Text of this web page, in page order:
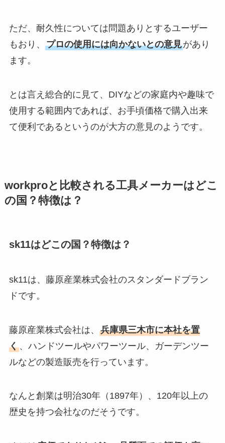
ただ、耐久性については問題ありとするユーザー
もおり、 プロの使用には向かないとの意見があり
ます。
とは言え総合的に見て、DIYなどの家庭内や趣味で
使用する範囲内であれば、お手頃価格で購入出来
て便利であるというのが大方の意見のようです。
workproと比較される工具メーカーはどこ
の国？特徴は？
sk11はどこの国？特徴は？
sk11は、藤原産業株式会社のスタンダードブラン
ドです。
藤原産業株式会社は、 兵庫県三木市に本社を置
く、ハンドツールやパワーツール、ガーデンツー
ルなどの製造販売を行っています。
なんと創業は明治30年（1897年）、120年以上の
歴史を持つ会社なのだそうです。